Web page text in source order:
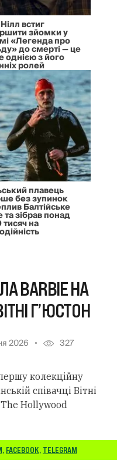
встиг
зйомки у
«Легенда про
до смерті — це
однією з його
ролей
плавець
без зупинок
Балтійське
зібрав понад
на
BARBIE НА
Г’ЮСТОН
2026 327
колекційну
співачці Вітні
Hollywood
, FACEBOOK, TELEGRAM